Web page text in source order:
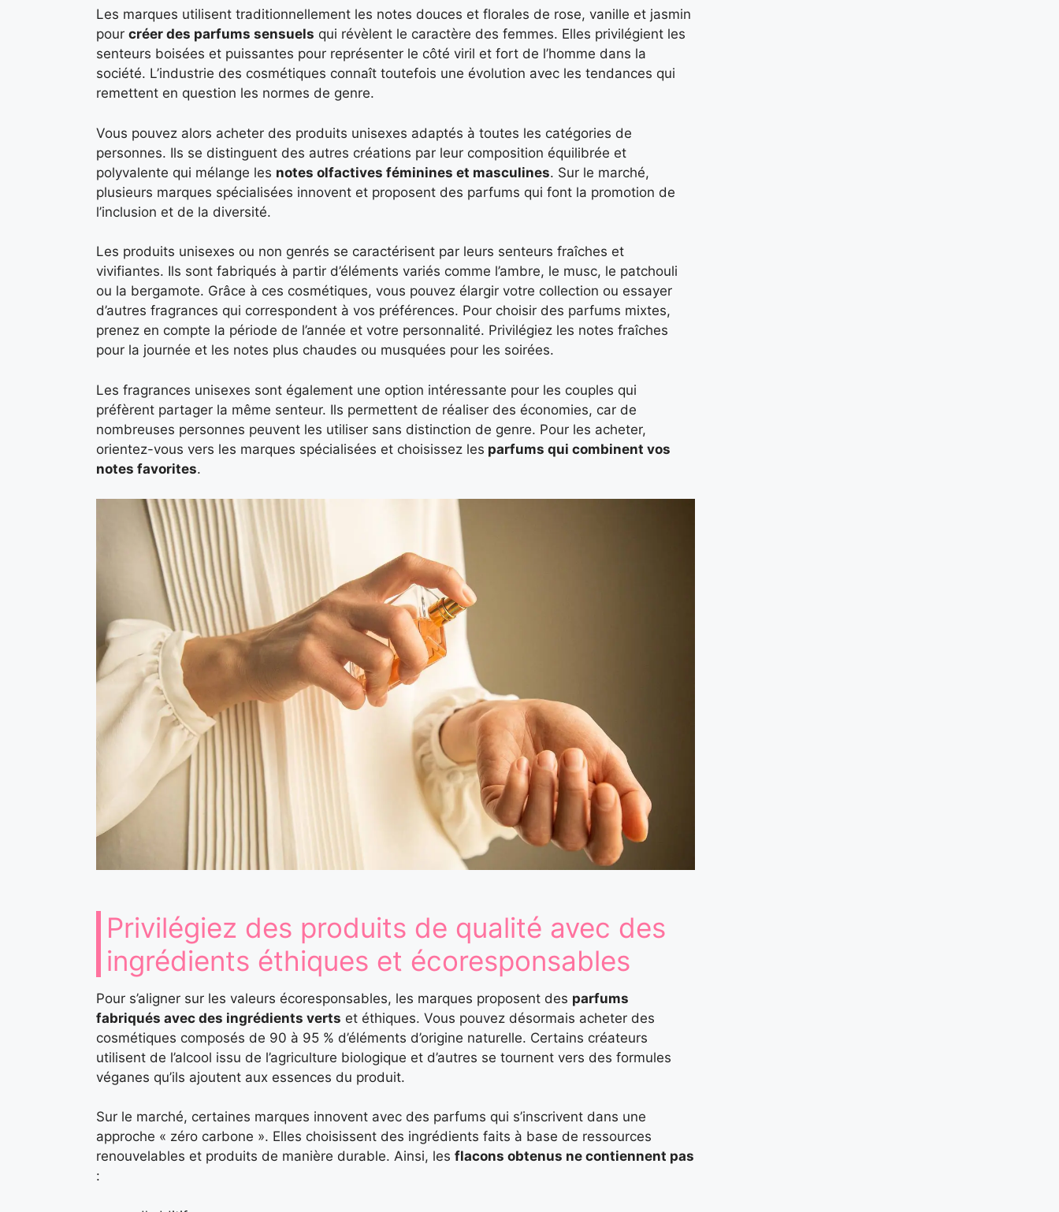
Les marques utilisent traditionnellement les notes douces et florales de rose, vanille et jasmin
pour créer des parfums sensuels qui révèlent le caractère des femmes. Elles privilégient les
senteurs boisées et puissantes pour représenter le côté viril et fort de l’homme dans la
société. L’industrie des cosmétiques connaît toutefois une évolution avec les tendances qui
remettent en question les normes de genre.
Vous pouvez alors acheter des produits unisexes adaptés à toutes les catégories de
personnes. Ils se distinguent des autres créations par leur composition équilibrée et
polyvalente qui mélange les notes olfactives féminines et masculines. Sur le marché,
plusieurs marques spécialisées innovent et proposent des parfums qui font la promotion de
l’inclusion et de la diversité.
Les produits unisexes ou non genrés se caractérisent par leurs senteurs fraîches et
vivifiantes. Ils sont fabriqués à partir d’éléments variés comme l’ambre, le musc, le patchouli
ou la bergamote. Grâce à ces cosmétiques, vous pouvez élargir votre collection ou essayer
d’autres fragrances qui correspondent à vos préférences. Pour choisir des parfums mixtes,
prenez en compte la période de l’année et votre personnalité. Privilégiez les notes fraîches
pour la journée et les notes plus chaudes ou musquées pour les soirées.
Les fragrances unisexes sont également une option intéressante pour les couples qui
préfèrent partager la même senteur. Ils permettent de réaliser des économies, car de
nombreuses personnes peuvent les utiliser sans distinction de genre. Pour les acheter,
orientez-vous vers les marques spécialisées et choisissez les parfums qui combinent vos
notes favorites.
Privilégiez des produits de qualité avec des
ingrédients éthiques et écoresponsables
Pour s’aligner sur les valeurs écoresponsables, les marques proposent des parfums
fabriqués avec des ingrédients verts et éthiques. Vous pouvez désormais acheter des
cosmétiques composés de 90 à 95 % d’éléments d’origine naturelle. Certains créateurs
utilisent de l’alcool issu de l’agriculture biologique et d’autres se tournent vers des formules
véganes qu’ils ajoutent aux essences du produit.
Sur le marché, certaines marques innovent avec des parfums qui s’inscrivent dans une
approche « zéro carbone ». Elles choisissent des ingrédients faits à base de ressources
renouvelables et produits de manière durable. Ainsi, les flacons obtenus ne contiennent pas
: